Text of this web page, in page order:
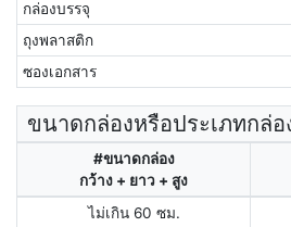
กล่องบรรจุ
ถุงพลาสติก
ซองเอกสาร
ขนาดกล่องหรือประเภทกล่อ
#ขนาดกล่อง
กว้าง + ยาว + สูง
ไม่เกิน 60 ซม.